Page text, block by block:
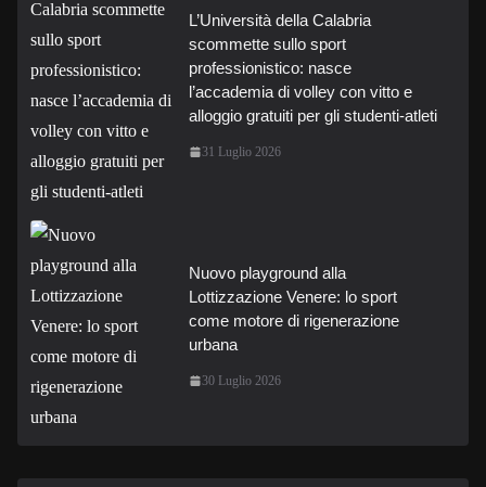
L’Università della Calabria
scommette sullo sport
professionistico: nasce
l’accademia di volley con vitto e
alloggio gratuiti per gli studenti-atleti
31 Luglio 2026
Nuovo playground alla
Lottizzazione Venere: lo sport
come motore di rigenerazione
urbana
30 Luglio 2026